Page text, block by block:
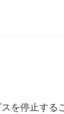
を停止する